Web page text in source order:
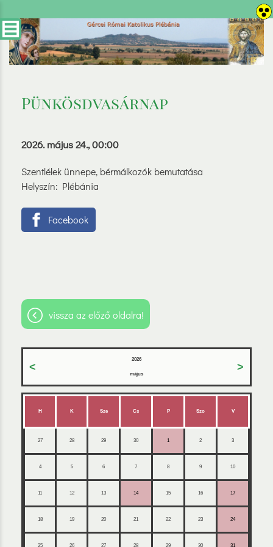
<
2026
május
>
H K Sze Cs P Szo V
27 28 29 30 1 2 3
4 5 6 7 8 9 10
11 12 13 14 15 16 17
18 19 20 21 22 23 24
25 26 27 28 29 30 31
Pünkösdvasárnap
2026. május 24., 00:00
Szentlélek ünnepe, bérmálkozók bemutatása
Helyszín: Plébánia
Facebook
vissza az előző oldalra!